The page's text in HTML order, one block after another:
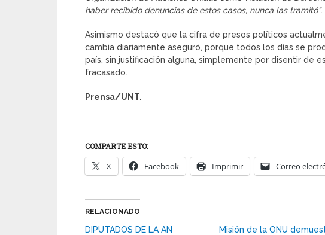
haber recibido denuncias de estos casos, nunca las tramitó”.
Asimismo destacó que la cifra de presos políticos
cambia diariamente aseguró, porque todos los días se
país, sin justificación alguna, simplemente por disentir de
fracasado.
Prensa/UNT.
COMPARTE ESTO:
X Facebook Imprimir Correo
RELACIONADO
DIPUTADOS DE LA AN
Misión de la ONU